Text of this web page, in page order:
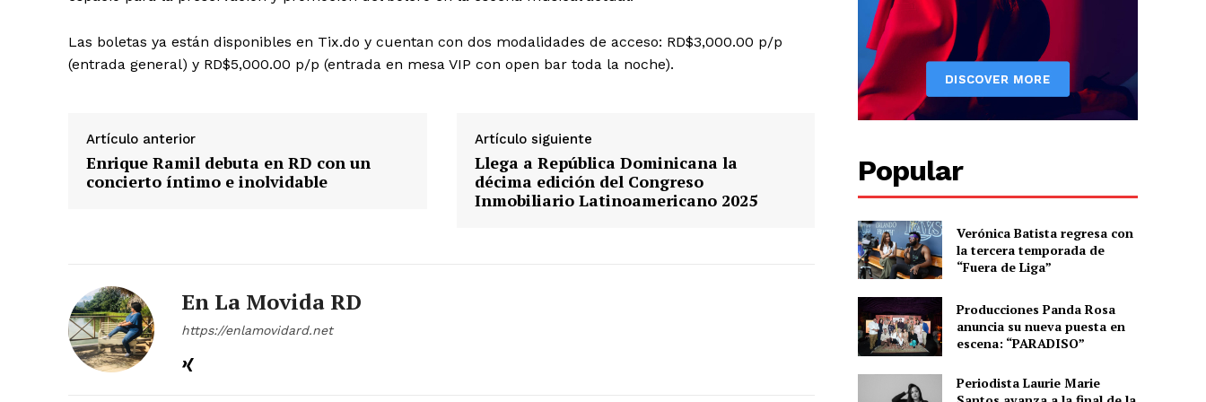
Las boletas ya están disponibles en Tix.do y cuentan con dos modalidades de acceso: RD$3,000.00 p/p
(entrada general) y RD$5,000.00 p/p (entrada en mesa VIP con open bar toda la noche).
Artículo anterior
Enrique Ramil debuta en RD con un
concierto íntimo e inolvidable
Artículo siguiente
Llega a República Dominicana la
décima edición del Congreso
Inmobiliario Latinoamericano 2025
En La Movida RD
https://enlamovidard.net
Popular
Verónica Batista regresa con
la tercera temporada de
“Fuera de Liga”
Producciones Panda Rosa
anuncia su nueva puesta en
escena: “PARADISO”
Periodista Laurie Marie